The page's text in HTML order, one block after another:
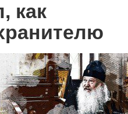
как